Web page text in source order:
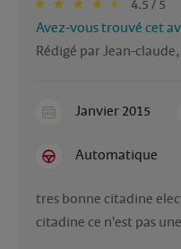
4.5 / 5
Avez-vous trouvé cet
Rédigé par Jean-
Janvier 2015
Automatique
tres bonne citadine
citadine ce n'est pas